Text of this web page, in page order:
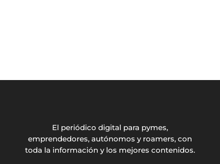
El periódico digital para pymes,
emprendedores, autónomos y roamers, con
toda la información y los mejores contenidos.